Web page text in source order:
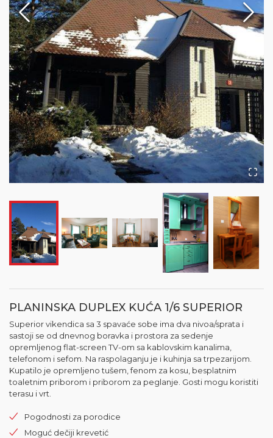
PLANINSKA DUPLEX KUĆA 1/6 SUPERIOR
Superior vikendica sa 3 spavaće sobe ima dva nivoa/sprata i
sastoji se od dnevnog boravka i prostora za sedenje
opremljenog flat-screen TV-om sa kablovskim kanalima,
telefonom i sefom. Na raspolaganju je i kuhinja sa trpezarijom.
Kupatilo je opremljeno tušem, fenom za kosu, besplatnim
toaletnim priborom i priborom za peglanje. Gosti mogu koristiti
terasu i vrt.
Pogodnosti za porodice
Moguć dečiji krevetić